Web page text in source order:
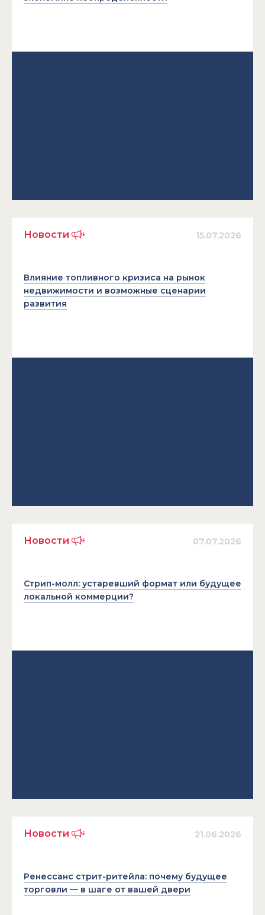
Новости 15.07.2026
Влияние топливного кризиса на рынок
недвижимости и возможные сценарии
развития
Новости 07.07.2026
Стрип-молл: устаревший формат или будущее
локальной коммерции?
Новости 21.06.2026
Ренессанс стрит-ритейла: почему будущее
торговли — в шаге от вашей двери